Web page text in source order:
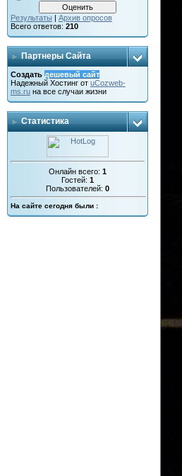
Результаты | Архив опросов
Всего ответов: 210
Партнеры Сайта
Создать дешевый сайт
Надежный Хостинг от uCozweb-
ms.ruна все случаи жизни
Статистика
Онлайн всего: 1
Гостей: 1
Пользователей: 0
На сайте сегодня были :